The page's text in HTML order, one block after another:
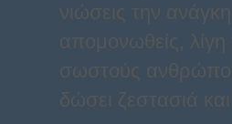
νιώσεις την
απομονωθείς,
σωστούς
δώσει ζεστασιά